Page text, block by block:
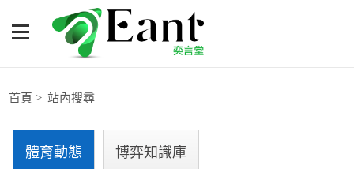
站內搜尋
體育專題報導
籃球
首頁 站內搜尋
體育動態 博弈知識庫